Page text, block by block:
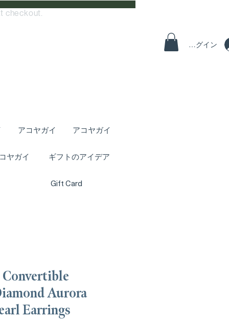
checkout.
ログイン
アコヤガイ アコヤガイ
ヤガイ ギフトのアイデア
Gift Card
Aurora
Earrings